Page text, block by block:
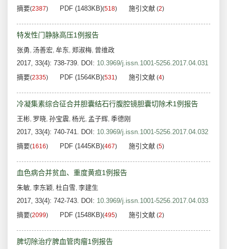
摘要(2387) PDF (1483KB)(518) 施引文献 (2)
特发性门静脉高压1例报告
张勇, 汤善宏, 牟东, 郑淑梅, 曾维政
2017, 33(4): 738-739. DOI: 10.3969/j.issn.1001-5256.2017.04.031
摘要(2335) PDF (1564KB)(531) 施引文献 (4)
冷凝集素综合征合并胆囊结石行腹腔镜胆囊切除术1例报告
王彬, 罗晓, 孙宝震, 杨光, 孟子辉, 季德刚
2017, 33(4): 740-741. DOI: 10.3969/j.issn.1001-5256.2017.04.032
摘要(1616) PDF (1445KB)(467) 施引文献 (5)
血色病合并贫血、重度黄疸1例报告
朱敏, 李东颖, 杜白雪, 李建生
2017, 33(4): 742-743. DOI: 10.3969/j.issn.1001-5256.2017.04.033
摘要(2099) PDF (1548KB)(495) 施引文献 (2)
脾切除治疗脾血管肉瘤1例报告